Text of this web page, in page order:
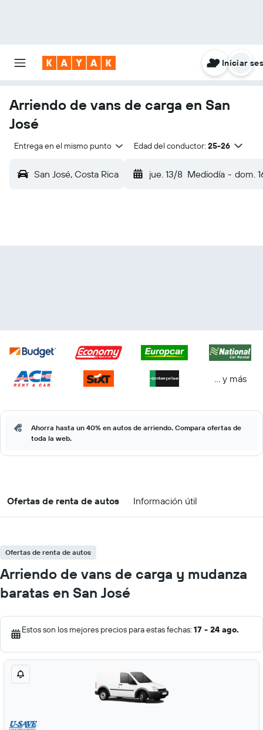
Iniciar
Arriendo de vans de carga en San
José
Entrega en el mismo punto Edad del conductor: 25-26
San José, Costa Rica jue. 13/8 Mediodía - dom.
… y más
Ahorra hasta un 40% en autos de arriendo. Compara ofertas de
toda la web.
Ofertas de renta de autos Información útil
Ofertas de renta de autos
Arriendo de vans de carga y mudanza
baratas en San José
Estos son los mejores precios para estas fechas: 17 - 24 ago.